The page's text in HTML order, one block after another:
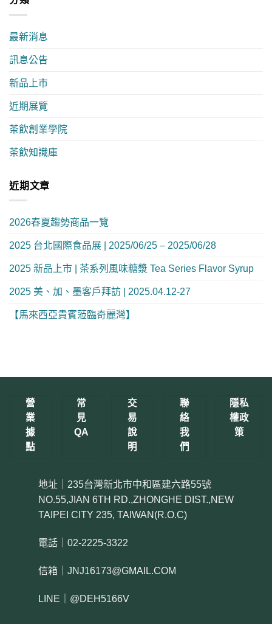
最新消息
訊息公告
新品上市
近期展覽
茶飲創業學院
茶飲知識庫
近期文章
2026春夏趨勢商品一覽
2025 台北國際食品展 | 2025/06/25 – 2025/06/28
2025 新品上市 | 茶系列風味糖漿 Tea Series Flavor Syrup
2025 美、加、墨客戶拜訪 | 2025.04.12-27
【馬來西亞貴賓蒞臨奇麗灣】
營
業
據
點
常
見
QA
交
易
說
明
聯
絡
我
們
隱私
權政
策
地址｜235台灣新北市中和區建六路55號
NO.55,JIAN 6TH RD.,ZHONGHE DIST.,NEW
TAIPEI CITY 235, TAIWAN(R.O.C)
電話｜02-2225-3322
信箱｜JNJ16173@GMAIL.COM
LINE｜@DEH5166V